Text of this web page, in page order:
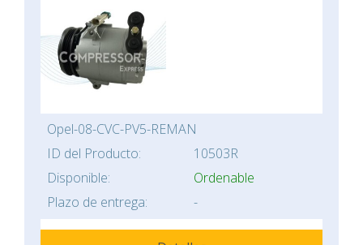
Opel-08-CVC-PV5-REMAN
ID del Producto:
10503R
Disponible:
Ordenable
Plazo de entrega:
-